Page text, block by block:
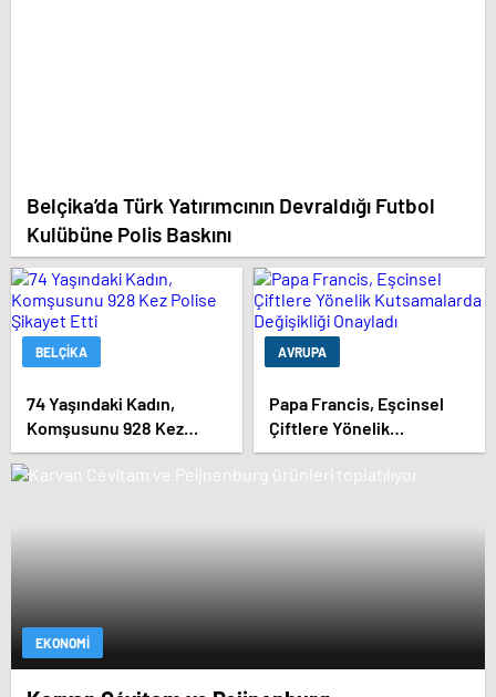
Belçika’da Türk Yatırımcının Devraldığı Futbol
Kulübüne Polis Baskını
BELÇIKA
74 Yaşındaki Kadın,
Komşusunu 928 Kez
Polise Şikayet Etti
AVRUPA
Papa Francis, Eşcinsel
Çiftlere Yönelik
Kutsamalarda Değişikliği
Onayladı
EKONOMI